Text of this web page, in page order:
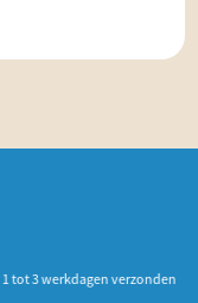
tot 3 werkdagen verzonden